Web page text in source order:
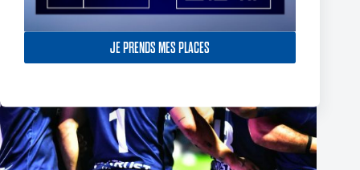
JE PRENDS MES PLACES